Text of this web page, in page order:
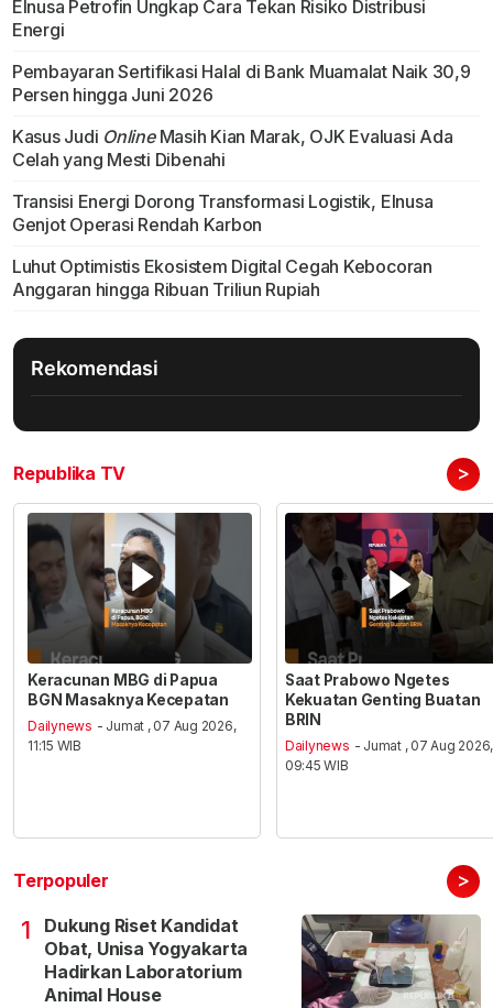
Elnusa Petrofin Ungkap Cara Tekan Risiko Distribusi
Energi
Pembayaran Sertifikasi Halal di Bank Muamalat Naik 30,9
Persen hingga Juni 2026
Kasus Judi OnlineMasih Kian Marak, OJK Evaluasi Ada
Celah yang Mesti Dibenahi
Transisi Energi Dorong Transformasi Logistik, Elnusa
Genjot Operasi Rendah Karbon
Luhut Optimistis Ekosistem Digital Cegah Kebocoran
Anggaran hingga Ribuan Triliun Rupiah
Rekomendasi
Republika TV >
Keracunan MBG di Papua
BGN Masaknya Kecepatan
Dailynews - Jumat , 07 Aug 2026,
11:15 WIB
Saat Prabowo Ngetes
Kekuatan Genting Buatan
BRIN
Dailynews - Jumat , 07 Aug 2026,
09:45 WIB
Terpopuler >
1
Dukung Riset Kandidat
Obat, Unisa Yogyakarta
Hadirkan Laboratorium
Animal House